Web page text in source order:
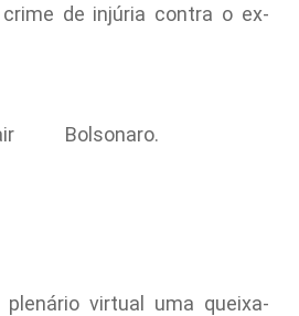
crime de injúria contra o ex-
Bolsonaro.
virtual uma queixa-